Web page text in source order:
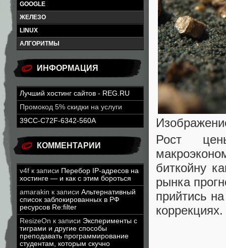
GOOGLE
ЖЕЛЕЗО
LINUX
АЛГОРИТМЫ
ИНФОРМАЦИЯ
Лучший хостинг сайтов - REG.RU
Промокод 5% скидки на услуги
39CC-C72F-6342-560A
КОММЕНТАРИИ
v4f к записи Перебор IP-адресов на
хостинге — и как с этим бороться
amarakin к записи Альтернативный
список заблокированных в РФ
ресурсов Re:filter
ResizeOn к записи Эксперименты с
тиграми и другие способы
преподавать программирование
студентам, которым скучно
Рост
биткойну
рынка
прийтись
коррекциях.